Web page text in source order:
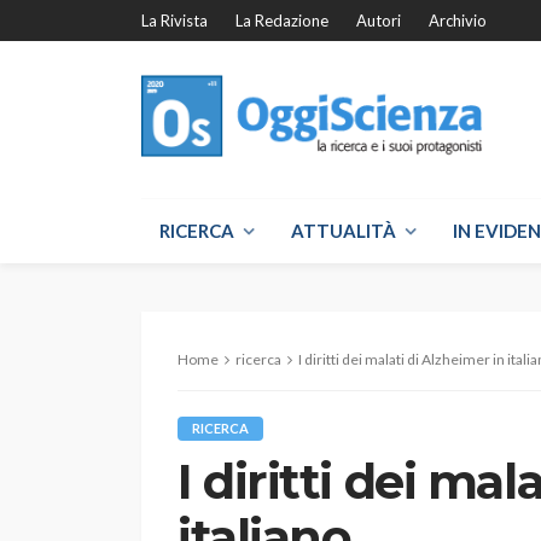
La Rivista La Redazione Autori Archivio
RICERCA ATTUALITÀ IN
Home ricerca I diritti dei malati di Alzheimer in
RICERCA
I diritti dei